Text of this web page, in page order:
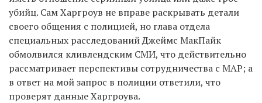
убийц. Сам Харгроув не вправе раскрывать детали
своего общения с полицией, но глава отдела
специальных расследований Джеймс МакПайк
обмолвился кливлендским СМИ, что действительно
рассматривает перспективы сотрудничества с MAP; а
в ответ на мой запрос в полиции ответили, что
проверят данные Харгроува.